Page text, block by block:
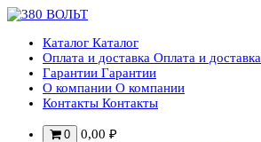
Перейти
содержимому
Каталог Каталог
Оплата и доставка Оплата и доставка
Гарантии Гарантии
О компании О компании
Контакты Контакты
0 0,00 ₽